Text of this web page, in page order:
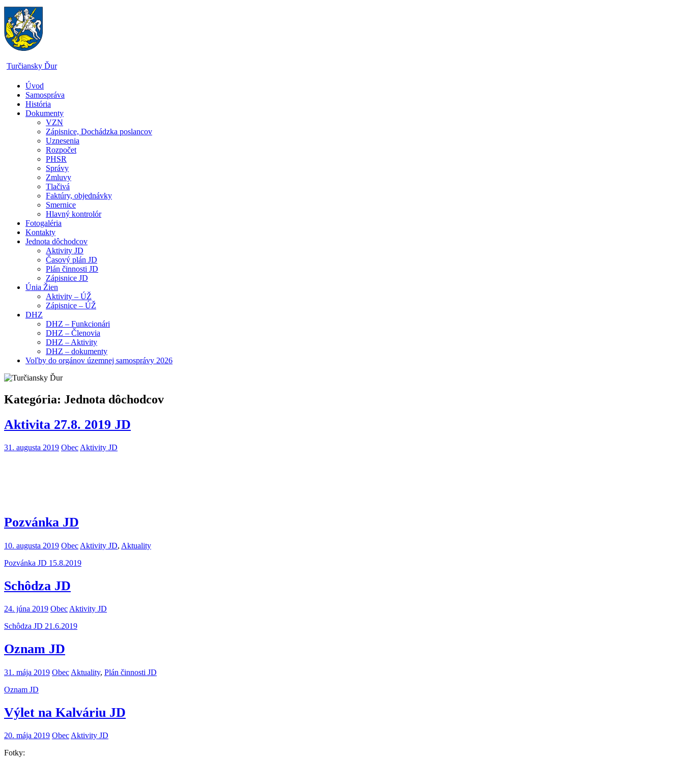
Skip
to
content
Turčiansky Ďur
Oficiálne
stránky
obce
Turčiansky
Úvod
Samospráva
História
Dokumenty
VZN
Zápisnice, Dochádzka poslancov
Uznesenia
Rozpočet
PHSR
Správy
Zmluvy
Tlačivá
Faktúry, objednávky
Smernice
Hlavný kontrolór
Fotogaléria
Kontakty
Jednota dôchodcov
Aktivity JD
Časový plán JD
Plán činnosti JD
Zápisnice JD
Únia Žien
Aktivity – ÚŽ
Zápisnice – ÚŽ
DHZ
DHZ – Funkcionári
DHZ – Členovia
DHZ – Aktivity
DHZ – dokumenty
Voľby do orgánov územnej samosprávy 2026
Kategória: Jednota dôchodcov
Aktivita 27.8. 2019 JD
31. augusta 2019 Obec Aktivity JD
Pozvánka JD
10. augusta 2019 Obec Aktivity JD, Aktuality
Pozvánka JD 15.8.2019
Schôdza JD
24. júna 2019 Obec Aktivity JD
Schôdza JD 21.6.2019
Oznam JD
31. mája 2019 Obec Aktuality, Plán činnosti JD
Oznam JD
Výlet na Kalváriu JD
20. mája 2019 Obec Aktivity JD
Fotky: